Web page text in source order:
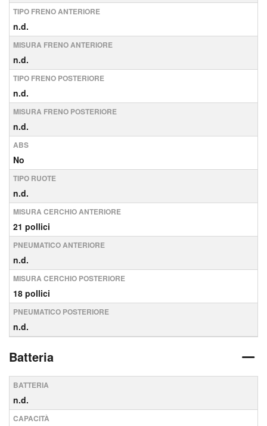
TIPO FRENO ANTERIORE
n.d.
MISURA FRENO ANTERIORE
n.d.
TIPO FRENO POSTERIORE
n.d.
MISURA FRENO POSTERIORE
n.d.
ABS
No
TIPO RUOTE
n.d.
MISURA CERCHIO ANTERIORE
21 pollici
PNEUMATICO ANTERIORE
n.d.
MISURA CERCHIO POSTERIORE
18 pollici
PNEUMATICO POSTERIORE
n.d.
Batteria
BATTERIA
n.d.
CAPACITÀ